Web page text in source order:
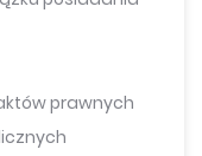
prawnych